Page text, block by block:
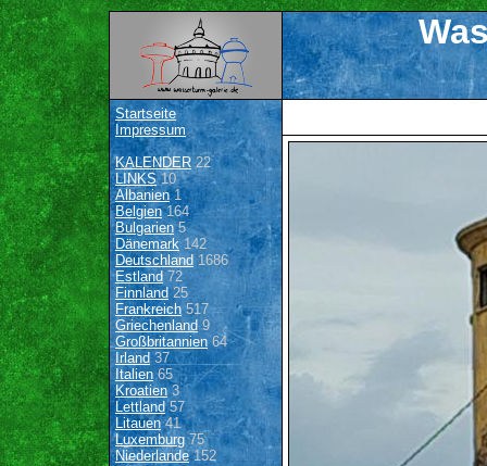
Startseite
Impressum
KALENDER22
LINKS10
Albanien1
Belgien164
Bulgarien 5
Dänemark142
Deutschland 1686
Estland 72
Finnland 25
Frankreich517
Griechenland9
Großbritannien64
Irland 37
Italien65
Kroatien3
Lettland57
Litauen41
Luxemburg 75
Niederlande152